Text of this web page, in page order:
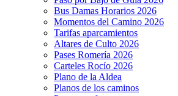
Bus Damas Horarios 2026
Momentos del Camino 2026
Tarifas aparcamientos
Altares de Culto 2026
Pases Romería 2026
Carteles Rocío 2026
Plano de la Aldea
Planos de los caminos